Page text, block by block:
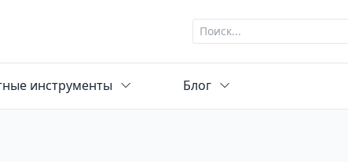
инструменты Блог